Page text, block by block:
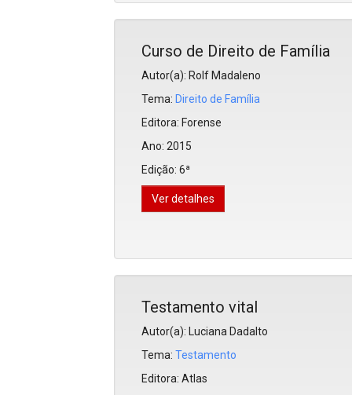
Curso de Direito de Família
Autor(a): Rolf Madaleno
Tema: Direito de Família
Editora: Forense
Ano: 2015
Edição: 6ª
Ver detalhes
Testamento vital
Autor(a): Luciana Dadalto
Tema: Testamento
Editora: Atlas